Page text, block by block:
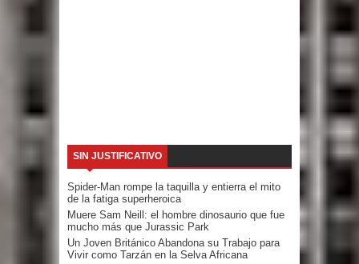
SIN JUSTIFICATIVO
Spider-Man rompe la taquilla y entierra el mito
de la fatiga superheroica
Muere Sam Neill: el hombre dinosaurio que fue
mucho más que Jurassic Park
Un Joven Británico Abandona su Trabajo para
Vivir como Tarzán en la Selva Africana